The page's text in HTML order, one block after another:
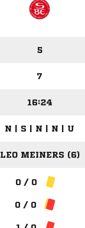
5
7
16:24
N | S | N | N | U
LEO MEINERS (6)
0 / 0
0 / 0